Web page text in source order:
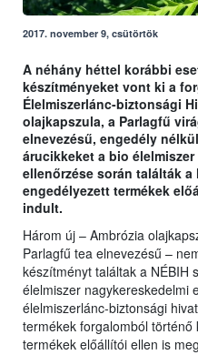
2017. november 9, csütörtök
A néhány héttel korábbi
készítményeket vont ki a
Élelmiszerlánc-biztonsági
olajkapszula, a Parlagfű
elnevezésű, engedély
árucikkeket a bio
ellenőrzése során találták
engedélyezett termékek
indult.
Három új – Ambrózia
Parlagfű tea elnevezésű –
készítményt találtak a NÉBIH
élelmiszer nagykereskedelmi
élelmiszerlánc-biztonsági
termékek forgalomból
termékek előállítói ellen is